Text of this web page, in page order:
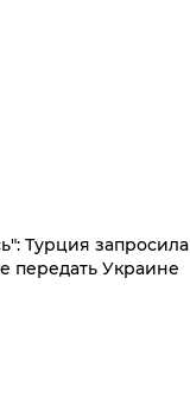
Турция запросила
Украине